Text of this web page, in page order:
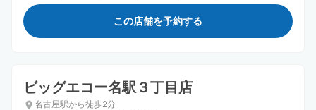
この店舗を予約する
ビッグエコー名駅３丁目店
名古屋駅から徒歩2分